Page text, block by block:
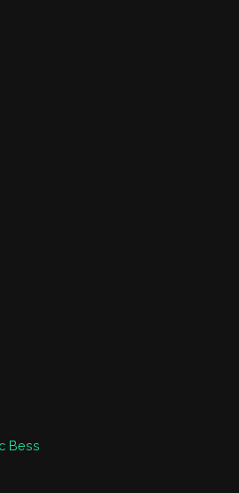
Bess